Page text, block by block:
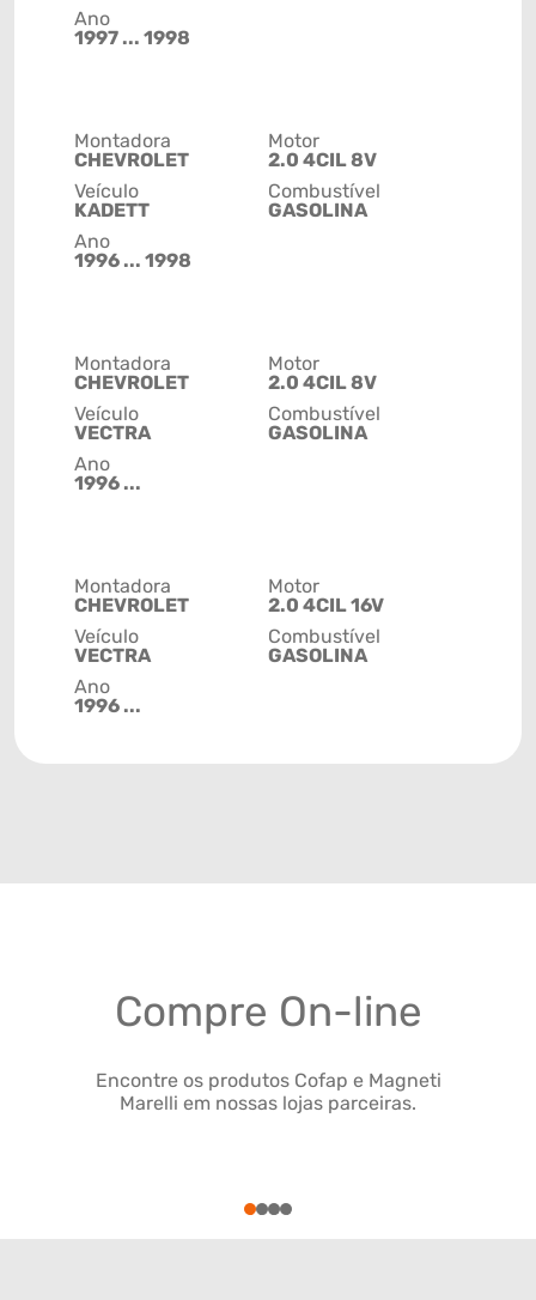
Ano
1997 ... 1998
Montadora
CHEVROLET
Veículo
KADETT
Ano
1996 ... 1998
Motor
2.0 4CIL 8V
Combustível
GASOLINA
Montadora
CHEVROLET
Veículo
VECTRA
Ano
1996 ...
Motor
2.0 4CIL 8V
Combustível
GASOLINA
Montadora
CHEVROLET
Veículo
VECTRA
Ano
1996 ...
Motor
2.0 4CIL 16V
Combustível
GASOLINA
Compre On-line
Encontre os produtos Cofap e Magneti
Marelli em nossas lojas parceiras.
1234